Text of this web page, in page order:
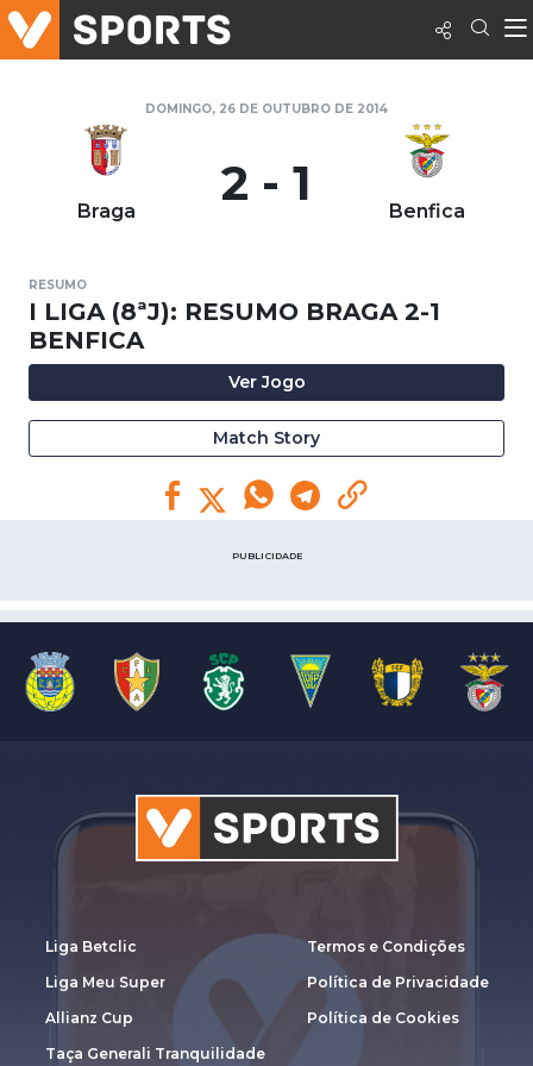
DOMINGO, 26 DE OUTUBRO DE 2014
Braga 2 - 1 Benfica
RESUMO
I LIGA (8ªJ): RESUMO BRAGA 2-1
BENFICA
Ver Jogo
Match Story
PUBLICIDADE
Liga Betclic
Liga Meu Super
Allianz Cup
Taça Generali Tranquilidade
Termos e Condições
Política de Privacidade
Política de Cookies